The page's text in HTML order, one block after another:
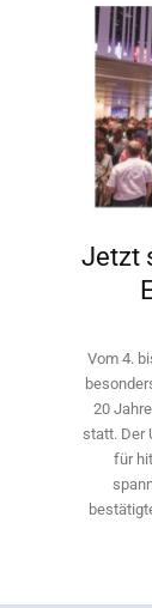
Jetzt
Vom 4.
20
statt. Der
für